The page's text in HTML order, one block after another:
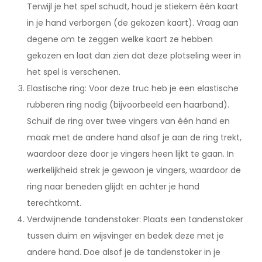
Terwijl je het spel schudt, houd je stiekem één kaart
in je hand verborgen (de gekozen kaart). Vraag aan
degene om te zeggen welke kaart ze hebben
gekozen en laat dan zien dat deze plotseling weer in
het spel is verschenen.
Elastische ring: Voor deze truc heb je een elastische
rubberen ring nodig (bijvoorbeeld een haarband).
Schuif de ring over twee vingers van één hand en
maak met de andere hand alsof je aan de ring trekt,
waardoor deze door je vingers heen lijkt te gaan. In
werkelijkheid strek je gewoon je vingers, waardoor de
ring naar beneden glijdt en achter je hand
terechtkomt.
Verdwijnende tandenstoker: Plaats een tandenstoker
tussen duim en wijsvinger en bedek deze met je
andere hand. Doe alsof je de tandenstoker in je